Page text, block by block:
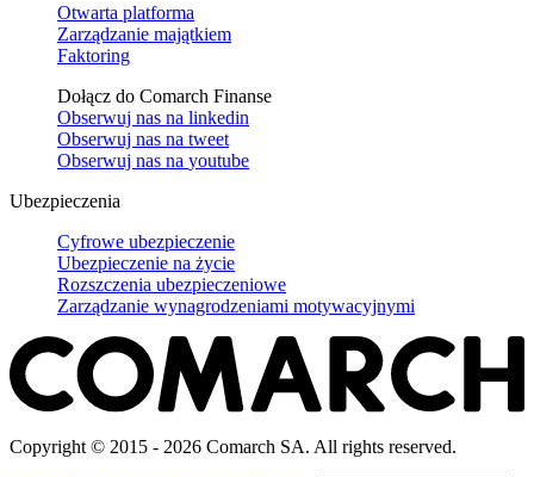
Otwarta platforma
Zarządzanie majątkiem
Faktoring
Dołącz do Comarch Finanse
Obserwuj nas na linkedin
Obserwuj nas na tweet
Obserwuj nas na youtube
Ubezpieczenia
Cyfrowe ubezpieczenie
Ubezpieczenie na życie
Rozszczenia ubezpieczeniowe
Zarządzanie wynagrodzeniami motywacyjnymi
Copyright © 2015 - 2026 Comarch SA. All rights reserved.